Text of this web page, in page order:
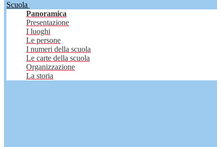
Scuola
Panoramica
Presentazione
I luoghi
Le persone
I numeri della scuola
Le carte della scuola
Organizzazione
La storia